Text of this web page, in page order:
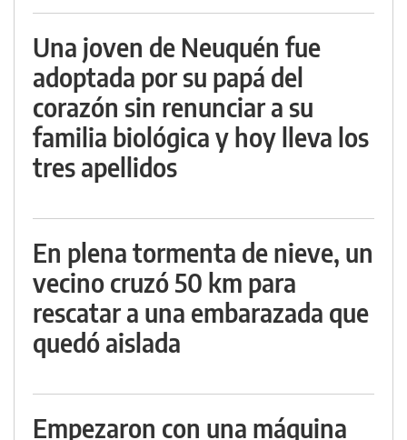
Una joven de Neuquén fue
adoptada por su papá del
corazón sin renunciar a su
familia biológica y hoy lleva los
tres apellidos
En plena tormenta de nieve, un
vecino cruzó 50 km para
rescatar a una embarazada que
quedó aislada
Empezaron con una máquina